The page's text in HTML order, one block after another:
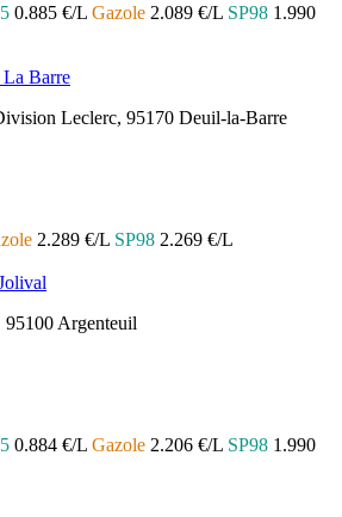
0.885 €/L Gazole 2.089 €/L SP98 1.990
La Barre
Leclerc, 95170 Deuil-la-Barre
2.289 €/L SP98 2.269 €/L
95100 Argenteuil
0.884 €/L Gazole 2.206 €/L SP98 1.990